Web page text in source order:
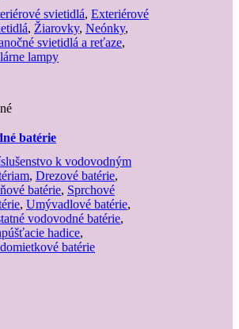
svietidlá, Exteriérové
, Žiarovky, Neónky,
svietidlá a reťaze,
lampy
batérie
k vodovodným
, Drezové batérie,
batérie, Sprchové
, Umývadlové batérie,
vodovodné batérie,
hadice,
batérie